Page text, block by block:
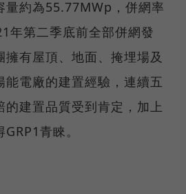
量約為55.77MWp，併網率
年第二季底前全部併網發
擁有屋頂、地面、掩埋場及
能電廠的建置經驗，連續五
的建置品質受到肯定，加上
青睞。